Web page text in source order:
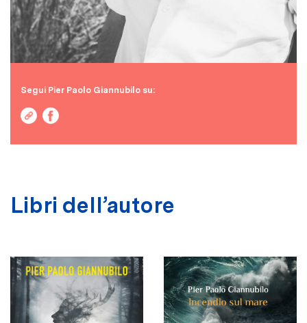
Segui Pier Paolo Giannubilo su:
Libri dell’autore